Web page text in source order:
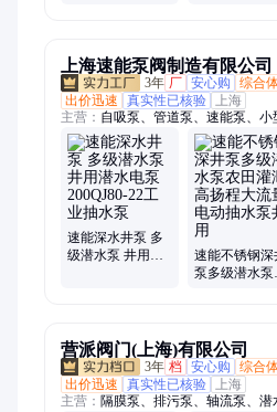
上海速能泵阀制造有限公司
3年 厂 安心购 综合
出价迅速
真实性已核验
上海
主营： 自吸泵、管道泵、速能泵、
泵、排水水泵、排污潜水泵、隔膜
泵、特选铸铁泵、机械驱动泵、耐
速能深水井泵 多
级潜水泵 井用潜
速能不锈钢深
泵多级潜水泵
营派阀门(上海)有限公司
3年 档 安心购 综合
出价迅速
真实性已核验
上海
主营： 隔膜泵、排污泵、轴流泵、